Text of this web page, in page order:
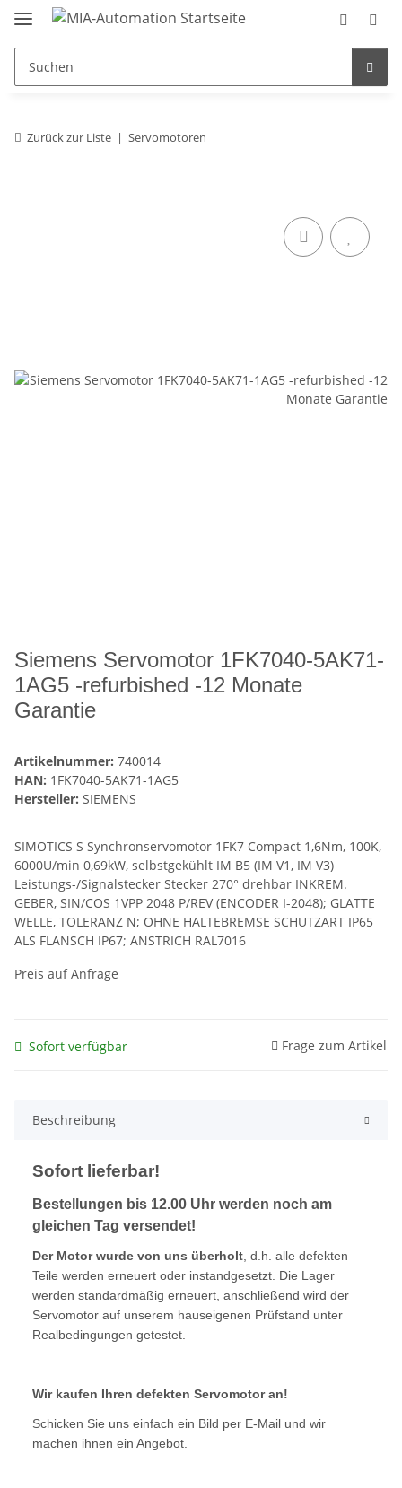
Zurück zur Liste Servomotoren
Siemens Servomotor 1FK7040-5AK71-
1AG5 -refurbished -12 Monate
Garantie
Artikelnummer: 740014
HAN: 1FK7040-5AK71-1AG5
Hersteller: SIEMENS
SIMOTICS S Synchronservomotor 1FK7 Compact 1,6Nm, 100K,
6000U/min 0,69kW, selbstgekühlt IM B5 (IM V1, IM V3)
Leistungs-/Signalstecker Stecker 270° drehbar INKREM.
GEBER, SIN/COS 1VPP 2048 P/REV (ENCODER I-2048); GLATTE
WELLE, TOLERANZ N; OHNE HALTEBREMSE SCHUTZART IP65
ALS FLANSCH IP67; ANSTRICH RAL7016
Preis auf Anfrage
Sofort verfügbar Frage zum Artikel
Beschreibung
Sofort lieferbar!
Bestellungen bis 12.00 Uhr werden noch am
gleichen Tag versendet!
Der Motor wurde von uns überholt , d.h. alle defekten
Teile werden erneuert oder instandgesetzt. Die Lager
werden standardmäßig erneuert, anschließend wird der
Servomotor auf unserem hauseigenen Prüfstand unter
Realbedingungen getestet.
Wir kaufen Ihren defekten Servomotor an!
Schicken Sie uns einfach ein Bild per E-Mail und wir
machen ihnen ein Angebot.